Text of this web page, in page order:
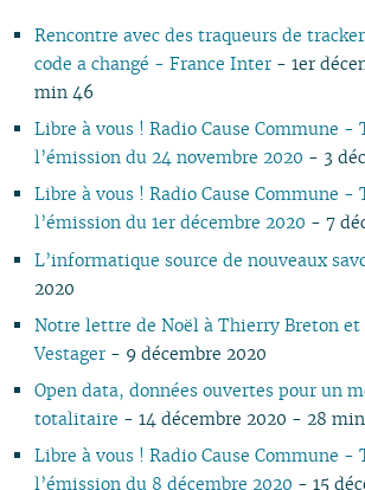
04
03
02
01
08
07
05
04
03
08
07
05
04
08
07
05
04
08
07
05
04
08
07
05
04
10
09
08
07
06
02
10
09
07
06
09
08
02
09
08
06
04
10
09
07
06
10
09
07
06
03
02
Rencontre avec des traqueurs de
code a changé - France Inter- 1er
min 46
Libre à vous ! Radio Cause Commune -
l’émission du 24 novembre 2020 - 3
Libre à vous ! Radio Cause Commune -
l’émission du 1er décembre 2020 - 7
L’informatique source de nouveaux
2020
Notre lettre de Noël à Thierry Breton et
Vestager- 9 décembre 2020
Open data, données ouvertes pour un
totalitaire - 14 décembre 2020 - 28
Libre à vous ! Radio Cause Commune -
l’émission du 8 décembre 2020 - 15